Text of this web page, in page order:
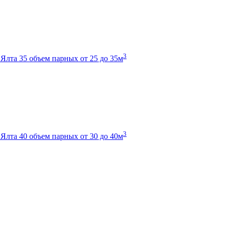
Ялта 35 объем парных от 25 до 35м3
Ялта 40 объем парных от 30 до 40м3